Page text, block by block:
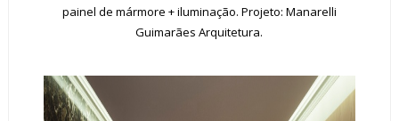
painel de mármore + iluminação. Projeto: Manarelli
Guimarães Arquitetura.